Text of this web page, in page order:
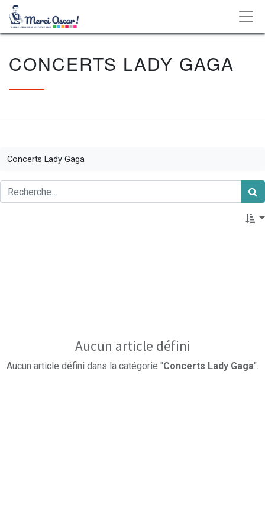
CONCERTS LADY GAGA
Concerts Lady Gaga
Aucun article défini
Aucun article défini dans la catégorie "Concerts Lady Gaga".